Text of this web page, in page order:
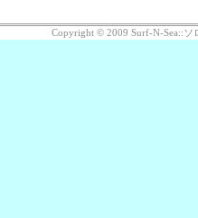
Copyright © 2009 Surf-N-Sea::